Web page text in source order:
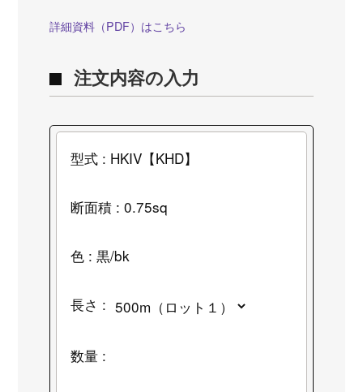
詳細資料（PDF）はこちら
注文内容の入力
型式 : HKIV【KHD】
断面積 : 0.75sq
色 : 黒/bk
長さ :
数量 :